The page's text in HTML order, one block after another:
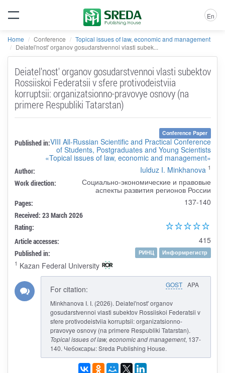
En
Home Conference
Topical issues of law, economic and management
Deiatel'nost' organov gosudarstvennoi vlasti subek...
Deiatel'nost' organov gosudarstvennoi vlasti subektov
Rossiiskoi Federatsii v sfere protivodeistviia
korruptsii: organizatsionno-pravovye osnovy (na
primere Respubliki Tatarstan)
Conference Paper
Published in:VIII All-Russian Scientific and Practical Conference
of Students, Postgraduates and Young Scientists
«Topical issues of law, economic and management»
Author: Iulduz I. Minkhanova 1
Work direction:
Социально-экономические и правовые
аспекты развития регионов России
Pages: 137-140
Received: 23 March 2026
Rating:
Article accesses:
415
Published in: РИНЦ
Информрегистр
1 Kazan Federal University
GOST APA
For citation:
Minkhanova I. I. (2026). Deiatel'nost' organov
gosudarstvennoi vlasti subektov Rossiiskoi Federatsii v
sfere protivodeistviia korruptsii: organizatsionno-
pravovye osnovy (na primere Respubliki Tatarstan).
Topical issues of law, economic and management, 137-
140. Чебоксары: Sreda Publishing House.